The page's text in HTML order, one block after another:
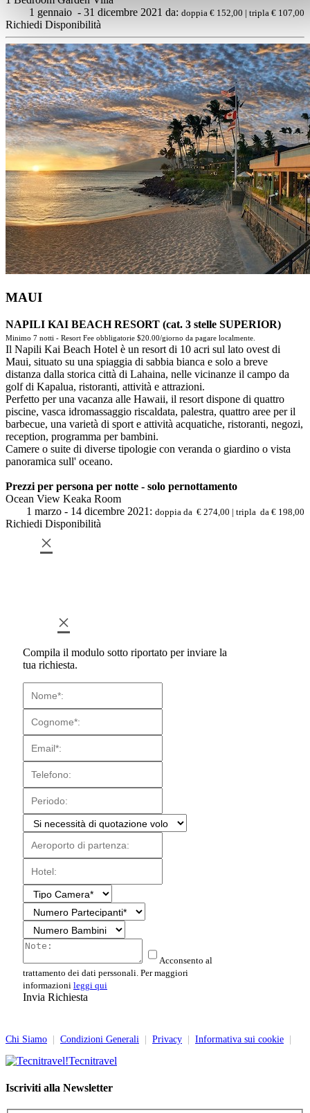
1 gennaio - 31 dicembre 2021 da: doppia € 152,00 | tripla € 107,00
Richiedi Disponibilità
MAUI
NAPILI KAI BEACH RESORT (cat. 3 stelle SUPERIOR)
Minimo 7 notti - Resort Fee obbligatorie $20.00/giorno da pagare localmente.
Il Napili Kai Beach Hotel è un resort di 10 acri sul lato ovest di
Maui, situato su una spiaggia di sabbia bianca e solo a breve
distanza dalla storica città di Lahaina, nelle vicinanze il campo da
golf di Kapalua, ristoranti, attività e attrazioni.
Perfetto per una vacanza alle Hawaii, il resort dispone di quattro
piscine, vasca idromassaggio riscaldata, palestra, quattro aree per il
barbecue, una varietà di sport e attività acquatiche, ristoranti, negozi,
reception, programma per bambini.
Camere o suite di diverse tipologie con veranda o giardino o vista
panoramica sull' oceano.
Prezzi per persona per notte - solo pernottamento
Ocean View Keaka Room
1 marzo - 14 dicembre 2021: doppia da € 274,00 | tripla da € 198,00
Richiedi Disponibilità
×
×
Compila il modulo sotto riportato per inviare la
tua richiesta.
Acconsento al
trattamento dei dati perssonali. Per maggiori
informazioni leggi qui
Invia Richiesta
Chi Siamo Condizioni Generali Privacy Informativa sui cookie
Tecnitravel
Iscriviti alla Newsletter